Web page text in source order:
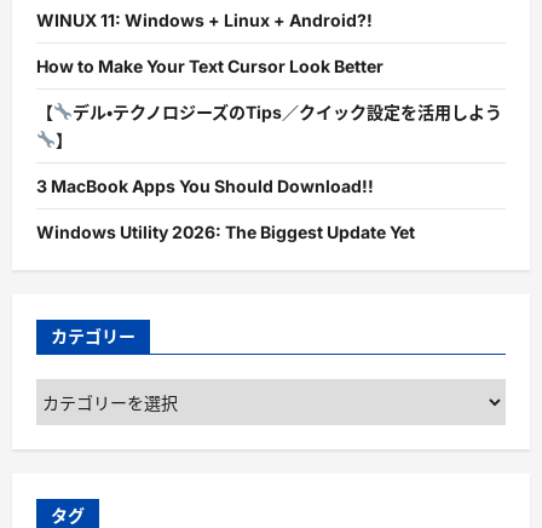
WINUX 11: Windows + Linux + Android?!
How to Make Your Text Cursor Look Better
【
デル・テクノロジーズのTips／クイック設定を活用しよう
】
3 MacBook Apps You Should Download!!
Windows Utility 2026: The Biggest Update Yet
カテゴリー
カ
テ
ゴ
ー
タグ